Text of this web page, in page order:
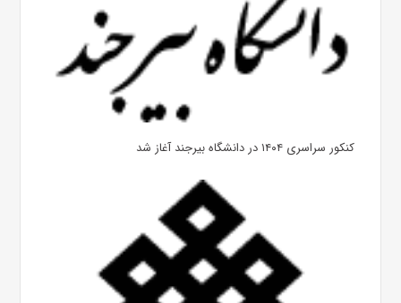
کنکور سراسری ۱۴۰۴ در دانشگاه بیرجند آغاز شد